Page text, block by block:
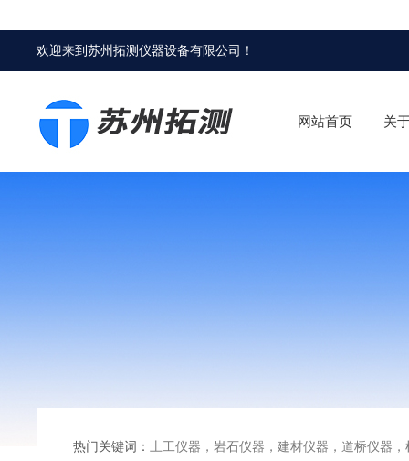
欢迎来到苏州拓测仪器设备有限公司 ！
网站首页 关
热门关键词： 土工仪器，岩石仪器，建材仪器，道桥仪器，检测